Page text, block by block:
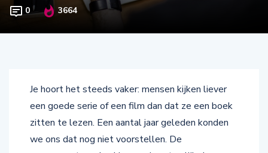
een goede serie of een film dan dat ze een boek
zitten te lezen. Een aantal jaar geleden konden
we ons dat nog niet voorstellen. De
voornaamste reden hiervoor is natuurlijk de